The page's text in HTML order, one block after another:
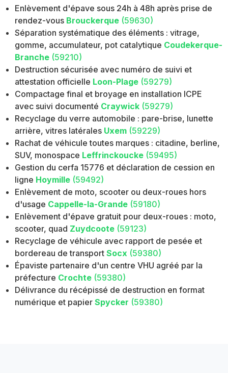
Enlèvement d'épave sous 24h à 48h après prise de
rendez-vous Brouckerque (59630)
Séparation systématique des éléments : vitrage,
gomme, accumulateur, pot catalytique Coudekerque-
Branche (59210)
Destruction sécurisée avec numéro de suivi et
attestation officielle Loon-Plage (59279)
Compactage final et broyage en installation ICPE
avec suivi documenté Craywick (59279)
Recyclage du verre automobile : pare-brise, lunette
arrière, vitres latérales Uxem (59229)
Rachat de véhicule toutes marques : citadine, berline,
SUV, monospace Leffrinckoucke (59495)
Gestion du cerfa 15776 et déclaration de cession en
ligne Hoymille (59492)
Enlèvement de moto, scooter ou deux-roues hors
d'usage Cappelle-la-Grande (59180)
Enlèvement d'épave gratuit pour deux-roues : moto,
scooter, quad Zuydcoote (59123)
Recyclage de véhicule avec rapport de pesée et
bordereau de transport Socx (59380)
Épaviste partenaire d'un centre VHU agréé par la
préfecture Crochte (59380)
Délivrance du récépissé de destruction en format
numérique et papier Spycker (59380)